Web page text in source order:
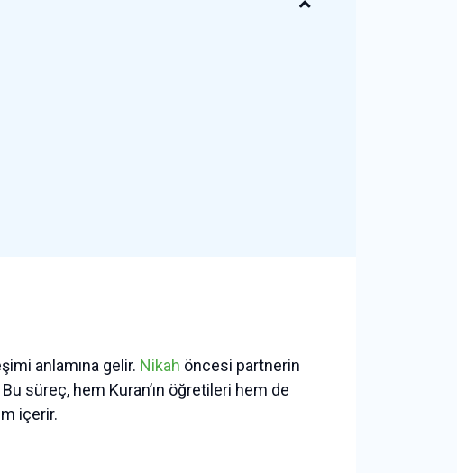
anlamına gelir. Nikah öncesi partnerin
süreç, hem Kuran’ın öğretileri hem de
içerir.